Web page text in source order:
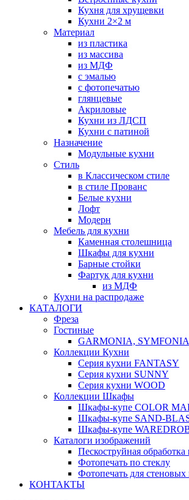
Кухня для хрущевки
Кухни 2×2 м
Материал
из пластика
из массива
из МДФ
с эмалью
с фотопечатью
глянцевые
Акриловые
Кухни из ЛДСП
Кухни с патиной
Назначение
Модульные кухни
Стиль
в Классическом стиле
в стиле Прованс
Белые кухни
Лофт
Модерн
Мебель для кухни
Каменная столешница
Шкафы для кухни
Барные стойки
Фартук для кухни
из МДФ
Кухни на распродаже
КАТАЛОГИ
Фреза
Гостиные
GARMONIA,
Коллекции Кухни
Серия кухни FANTASY
Серия кухни SUNNY
Серия кухни WOOD
Коллекции Шкафы
Шкафы-купе COLOR
Шкафы-купе SAND-
Шкафы-купе
Каталоги изображений
Пескоструйная обработка
Фотопечать по стеклу
Фотопечать для стеновых
КОНТАКТЫ